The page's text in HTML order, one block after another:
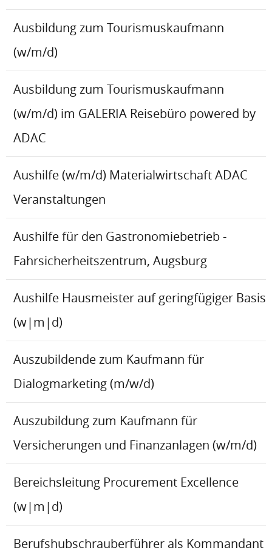
Ausbildung zum Tourismuskaufmann
(w/m/d)
Ausbildung zum Tourismuskaufmann
(w/m/d) im GALERIA Reisebüro powered by
ADAC
Aushilfe (w/m/d) Materialwirtschaft ADAC
Veranstaltungen
Aushilfe für den Gastronomiebetrieb -
Fahrsicherheitszentrum, Augsburg
Aushilfe Hausmeister auf geringfügiger Basis
(w|m|d)
Auszubildende zum Kaufmann für
Dialogmarketing (m/w/d)
Auszubildung zum Kaufmann für
Versicherungen und Finanzanlagen (w/m/d)
Bereichsleitung Procurement Excellence
(w|m|d)
Berufshubschrauberführer als Kommandant